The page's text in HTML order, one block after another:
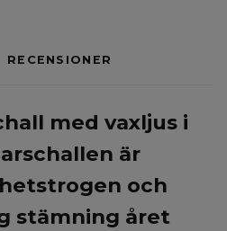
RECENSIONER
med vaxljus i
är
och
stämning året